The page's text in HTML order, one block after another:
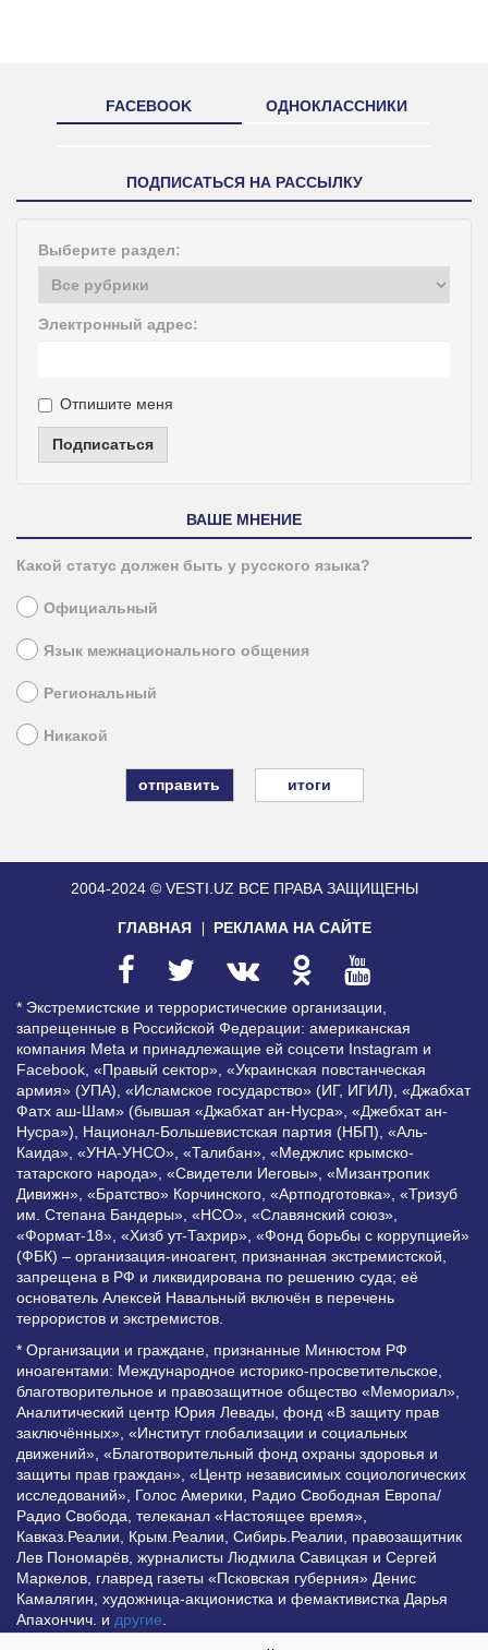
FACEBOOK ОДНОКЛАССНИКИ
ПОДПИСАТЬСЯ НА РАССЫЛКУ
Выберите раздел:
Электронный адрес:
Отпишите меня
Подписаться
ВАШЕ МНЕНИЕ
Какой статус должен быть у русского языка?
Официальный
Язык межнационального общения
Региональный
Никакой
итоги
2004-2024 © VESTI.UZ ВСЕ ПРАВА ЗАЩИЩЕНЫ
ГЛАВНАЯ РЕКЛАМА НА САЙТЕ
* Экстремистские и террористические организации,
запрещенные в Российской Федерации: американская
компания Meta и принадлежащие ей соцсети Instagram и
Facebook, «Правый сектор», «Украинская повстанческая
армия» (УПА), «Исламское государство» (ИГ, ИГИЛ), «Джабхат
Фатх аш-Шам» (бывшая «Джабхат ан-Нусра», «Джебхат ан-
Нусра»), Национал-Большевистская партия (НБП), «Аль-
Каида», «УНА-УНСО», «Талибан», «Меджлис крымско-
татарского народа», «Свидетели Иеговы», «Мизантропик
Дивижн», «Братство» Корчинского, «Артподготовка», «Тризуб
им. Степана Бандеры», «НСО», «Славянский союз»,
«Формат-18», «Хизб ут-Тахрир», «Фонд борьбы с коррупцией»
(ФБК) – организация-иноагент, признанная экстремистской,
запрещена в РФ и ликвидирована по решению суда; её
основатель Алексей Навальный включён в перечень
террористов и экстремистов.
* Организации и граждане, признанные Минюстом РФ
иноагентами: Международное историко-просветительское,
благотворительное и правозащитное общество «Мемориал»,
Аналитический центр Юрия Левады, фонд «В защиту прав
заключённых», «Институт глобализации и социальных
движений», «Благотворительный фонд охраны здоровья и
защиты прав граждан», «Центр независимых социологических
исследований», Голос Америки, Радио Свободная Европа/
Радио Свобода, телеканал «Настоящее время»,
Кавказ.Реалии, Крым.Реалии, Сибирь.Реалии, правозащитник
Лев Пономарёв, журналисты Людмила Савицкая и Сергей
Маркелов, главред газеты «Псковская губерния» Денис
Камалягин, художница-акционистка и фемактивистка Дарья
Апахончич. и другие